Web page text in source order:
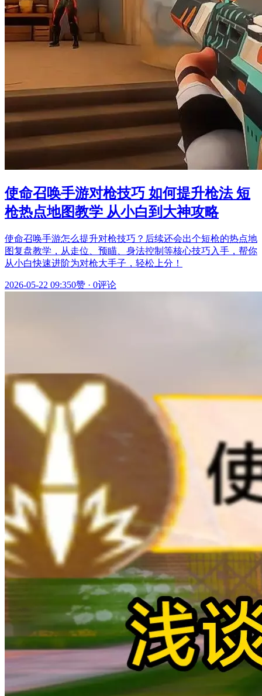
使命召唤手游对枪技巧 如何提升枪法 短
枪热点地图教学 从小白到大神攻略
使命召唤手游怎么提升对枪技巧？后续还会出个短枪的热点地
图复盘教学，从走位、预瞄、身法控制等核心技巧入手，帮你
从小白快速进阶为对枪大手子，轻松上分！
2026-05-22 09:350赞 · 0评论